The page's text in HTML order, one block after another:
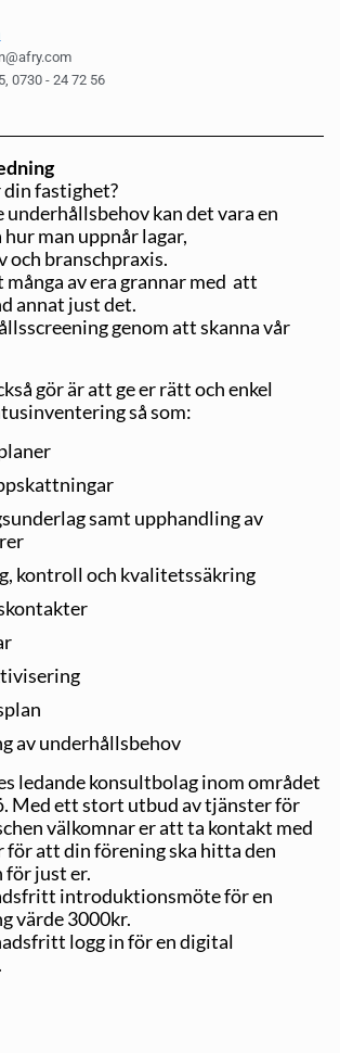
0730 - 24 72 56
fastighet?
underhållsbehov kan det vara en
man uppnår lagar,
och branschpraxis.
många av era grannar med att
annat just det.
genom att skanna vår
gör är att ge er rätt och enkel
så som:
samt upphandling av
kontroll och kvalitetssäkring
av underhållsbehov
ledande konsultbolag inom området
Med ett stort utbud av tjänster för
välkomnar er att ta kontakt med
för att din förening ska hitta den
för just er.
introduktionsmöte för en
värde 3000kr.
logg in för en digital